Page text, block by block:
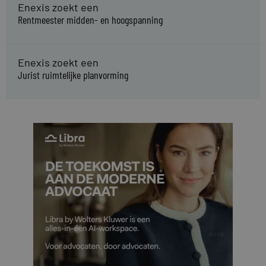
Enexis zoekt een
Rentmeester midden- en hoogspanning
Enexis zoekt een
Jurist ruimtelijke planvorming